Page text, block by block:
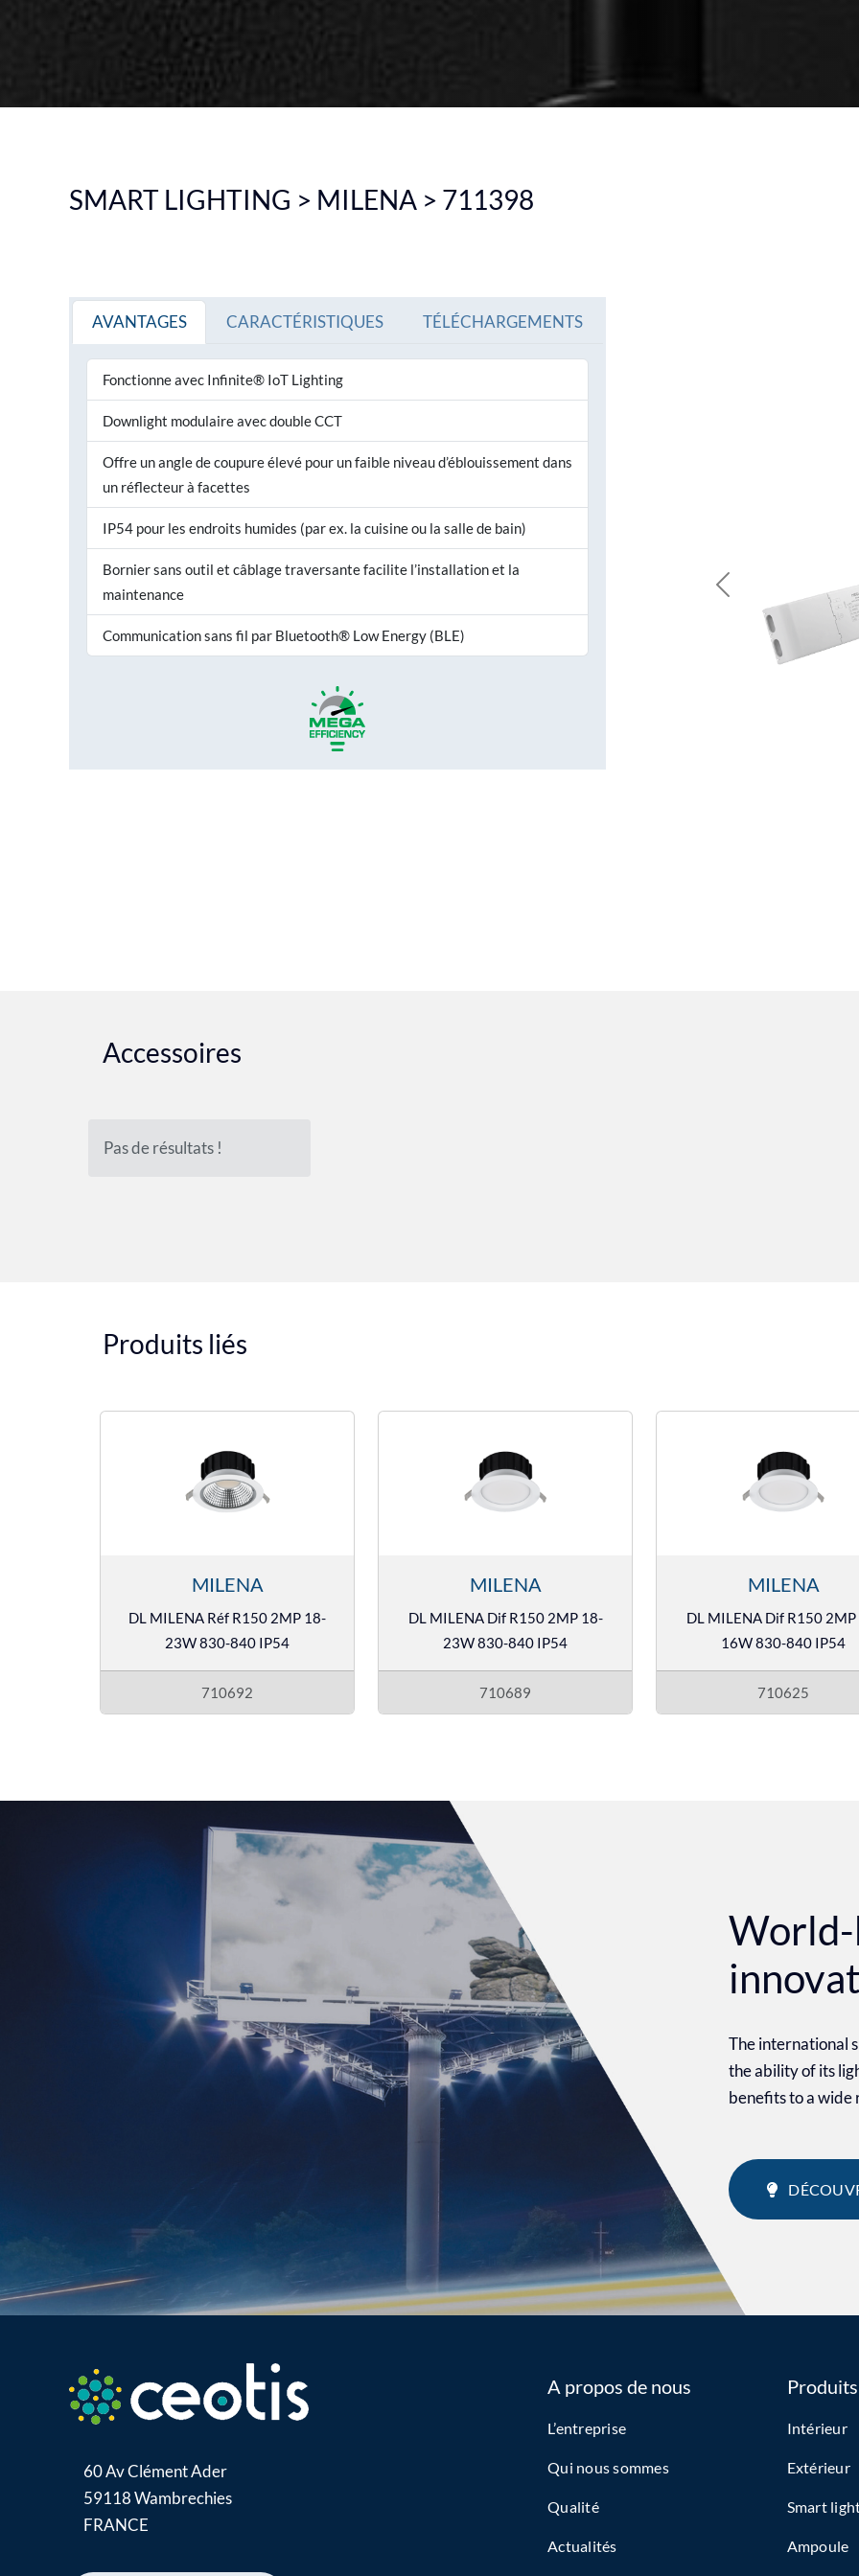
SUSPENSION INDUSTRIELLE
SMART LIGHTING > MILENA > 711398
AVANTAGES CARACTÉRISTIQUES TÉLÉCHARGEMENTS
Fonctionne avec Infinite® IoT Lighting
Downlight modulaire avec double CCT
Offre un angle de coupure élevé pour un faible niveau d’éblouissement dans
un réflecteur à facettes
IP54 pour les endroits humides (par ex. la cuisine ou la salle de bain)
Bornier sans outil et câblage traversante facilite l’installation et la
maintenance
Communication sans fil par Bluetooth® Low Energy (BLE)
Previous
Accessoires
Pas de résultats !
Produits liés
MILENA
DL MILENA Réf R150 2MP 18-
23W 830-840 IP54
710692
MILENA
DL MILENA Dif R150 2MP 18-
23W 830-840 IP54
710689
MILENA
DL MILENA Dif R150
16W 830-840 IP54
710625
The international
the ability of its
benefits to a wide
60 Av Clément Ader
59118 Wambrechies
FRANCE
A propos de nous
L’entreprise
Qui nous sommes
Qualité
Actualités
Produits
Intérieur
Extérieur
Smart
Ampoule